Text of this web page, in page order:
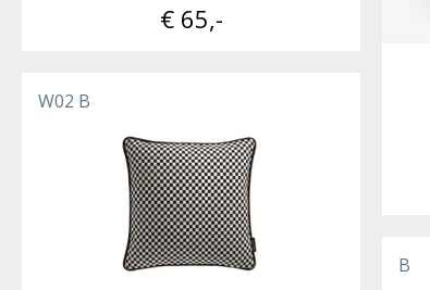
€ 65,-
W02 B
B